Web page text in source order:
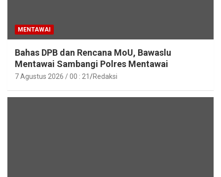
MENTAWAI
Bahas DPB dan Rencana MoU, Bawaslu
Mentawai Sambangi Polres Mentawai
7 Agustus 2026 / 00 : 21 Redaksi